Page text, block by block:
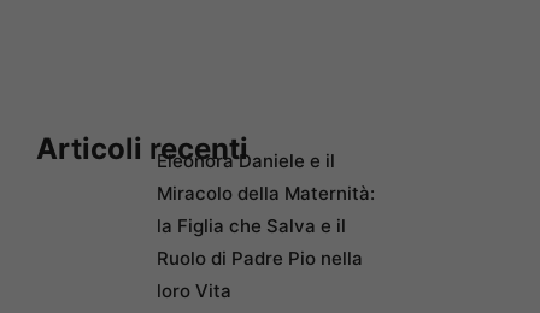
Articoli recentiEleonora Daniele e il
Miracolo della Maternità:
la Figlia che Salva e il
Ruolo di Padre Pio nella
loro Vita